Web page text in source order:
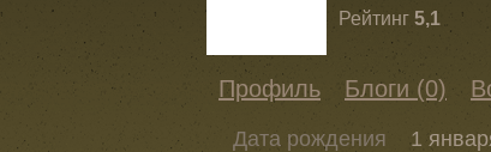
Рейтинг 5,1
Профиль Блоги (0)
Дата рождения
1